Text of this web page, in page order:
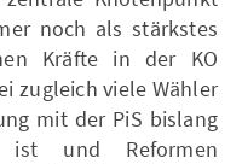
noch als stärkstes
Kräfte in der KO
zugleich viele Wähler
mit der PiS bislang
ist und Reformen